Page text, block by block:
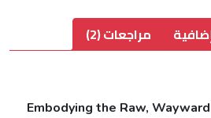
مراجعات (2)
Embodying the Raw,